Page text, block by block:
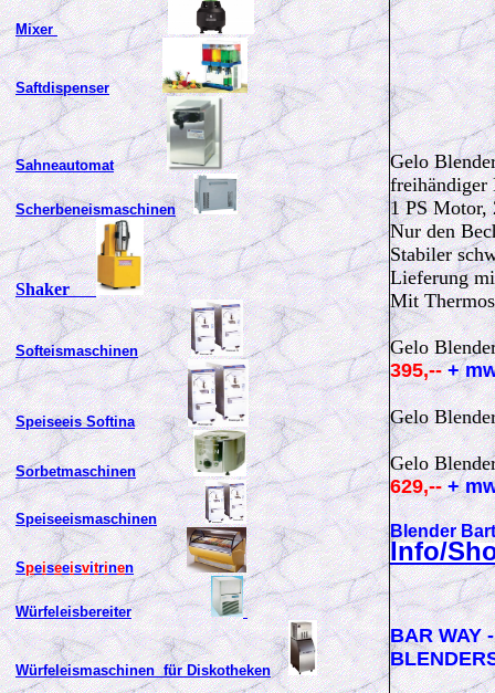
Mixer
Saftdispenser
Sahneautomat
Scherbeneismaschinen
Shaker
Softeismaschinen
Speiseeis Softina
Sorbetmaschinen
Speiseeismaschinen
Speiseeisvitrinen
Würfeleisbereiter
Würfeleismaschinen für Diskotheken
Gelo
freihändiger
1 PS Motor,
Nur den
Stabiler
Lieferung
Mit
Gelo
395,--+
Gelo
Gelo
629,--+
Blender
Info/
BAR WAY